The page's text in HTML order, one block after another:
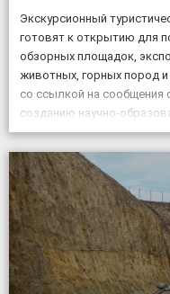
Экскурсионный
готовят к открытию для
обзорных площадок,
животных, горных пород
со ссылкой на сообщения
созданию научно-
комплекса на базе
Крымского федерального
протяжении […]